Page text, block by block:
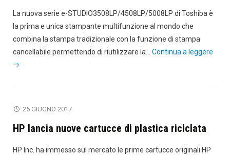
La nuova serie e-STUDIO3508LP/4508LP/5008LP di Toshiba è
la prima e unica stampante multifunzione al mondo che
combina la stampa tradizionale con la funzione di stampa
cancellabile permettendo di riutilizzare la… Continua a leggere
non
25 GIUGNO 2017
HP lancia nuove cartucce di plastica riciclata
HP Inc. ha immesso sul mercato le prime cartucce originali HP